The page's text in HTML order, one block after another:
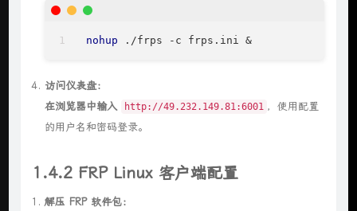
nohup ./frps -c frps.ini &
访问仪表盘：
在浏览器中输入
http://49.232.149.81:6001 ，使用配置
的用户名和密码登录。
1.4.2 FRP Linux 客户端配置
解压 FRP 软件包：